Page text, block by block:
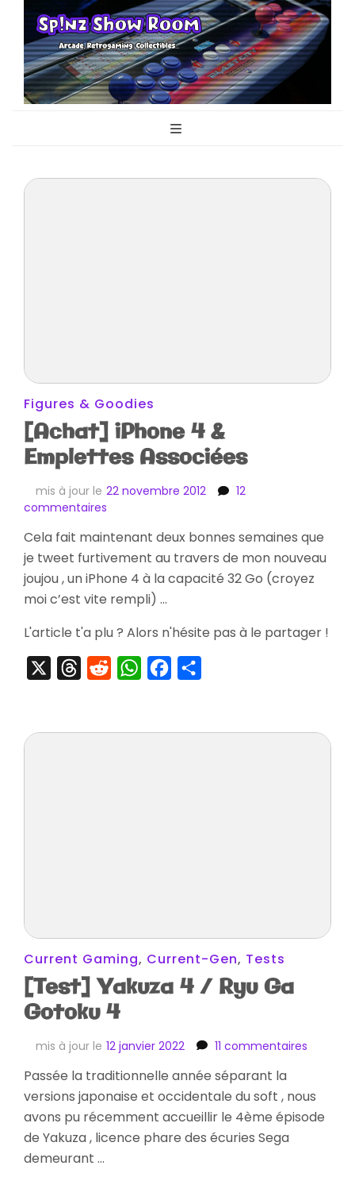
Sp!nz Show
Room
Figures & Goodies
[Achat] iPhone 4 &
Emplettes Associées
mis à jour le 22 novembre 2012
12
commentaires
iPhone
4
&
Emplettes
Associées
Cela fait maintenant deux bonnes semaines que
je tweet furtivement au travers de mon nouveau
joujou , un iPhone 4 à la capacité 32 Go (croyez
moi c’est vite rempli) …
L'article t'a plu ? Alors n'hésite pas à le partager !
ThreadsRedditWhatsAppFacebook
Current Gaming, Current-Gen, Tests
[Test] Yakuza 4 / Ryu Ga
Gotoku 4
mis à jour le 12 janvier 2022 11 commentaires
4
/
Passée la traditionnelle année séparant la
versions japonaise et occidentale du soft , nous
avons pu récemment accueillir le 4ème épisode
de Yakuza , licence phare des écuries Sega
demeurant …